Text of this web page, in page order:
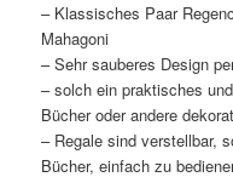
– Klassisches Paar
Mahagoni
– Sehr sauberes Design
– solch ein praktisches
Bücher oder andere
– Regale sind verstellbar,
Bücher, einfach zu